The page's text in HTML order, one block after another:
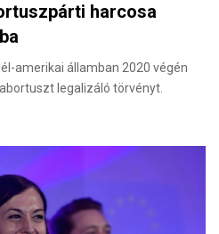
harcosa
amerikai államban 2020 végén
legalizáló törvényt.